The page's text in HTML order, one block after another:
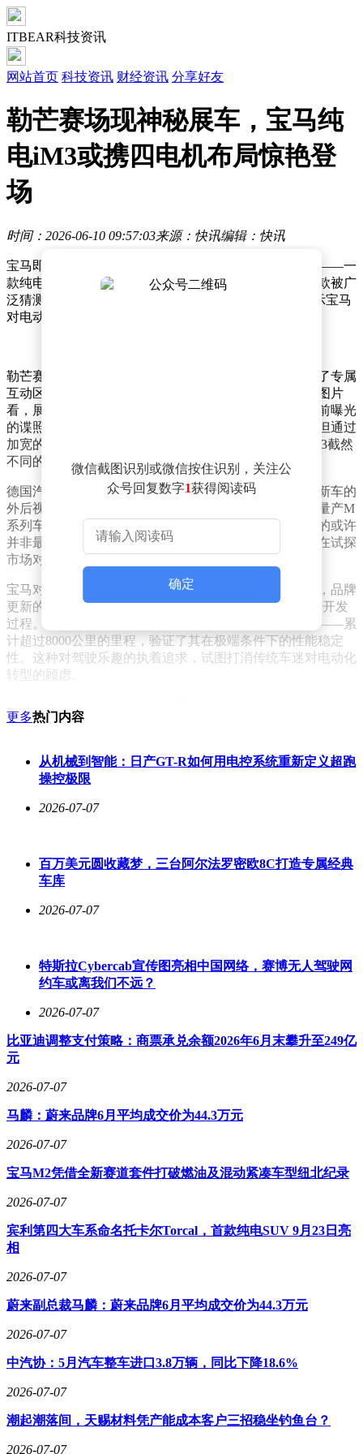
ITBEAR科技资讯
网站首页 科技资讯 财经资讯 分享好友
勒芒赛场现神秘展车，宝马纯
电iM3或携四电机布局惊艳登
场
时间：2026-06-10 09:57:03来源：快讯编辑：快讯
宝马即将在本周末的勒芒24小时耐力赛上带来重磅惊喜——一
款纯电动高性能车型的首次亮相。据多方消息透露，这款被广
泛猜测为iM3的新车，或将以概念车形式率先登场，展示宝马
对电动化高性能领域的最新探索。
勒芒赛道现场的布置已透露出端倪。宝马在围场内搭建了专属
互动区，一座带玻璃门的大型展柜成为焦点。从流出的图片
看，展柜内陈列的正是这款神秘新车。其设计与两个月前曝光
的谍照高度一致，延续了宝马Neue Klasse家族式前脸，但通过
加宽的轮距和独特的方形LED日行灯，彰显出与普通版i3截然
不同的运动气质。
德国汽车论坛的讨论因一组细节照片而升温。照片中，新车的
外后视镜采用类似专业赛车的流线型设计，与宝马现有量产M
系列车型形成鲜明对比。这一细节引发猜测：此次亮相的或许
并非最终量产版，而是一台承载设计理念的概念车，旨在试探
市场对电动化高性能车型的接受度。
宝马对这款新车的研发投入可见一斑。就在亮相前数日，品牌
更新的纪录片系列中，专门用一集聚焦纯电动M3轿车的开发
过程。镜头记录了车辆在纽博格林北环赛道的严苛测试——累
计超过8000公里的里程，验证了其在极端条件下的性能稳定
性。这种对驾驶乐趣的执着追求，试图打消传统车迷对电动化
转型的顾虑。
机与变速箱。这种布局不仅实现了扭矩的精准分配，更让车辆
在操控灵活性上达到新高度。尽管具体参数仍属保密，但宝马
已明确表示：即使全面电动化，iM3仍将延续品牌对驾驶乐趣
的核心承诺。
微信截图识别或微信按住识别，关注公
众号回复数字1获得阅读码
确定
更多热门内容
从机械到智能：日产GT-R如何用电控系统重新定义超跑
操控极限
2026-07-07
百万美元圆收藏梦，三台阿尔法罗密欧8C打造专属经典
车库
2026-07-07
特斯拉Cybercab宣传图亮相中国网络，赛博无人驾驶网
约车或离我们不远？
2026-07-07
比亚迪调整支付策略：商票承兑余额2026年6月末攀升至249亿
元
2026-07-07
马麟：蔚来品牌6月平均成交价为44.3万元
2026-07-07
宝马M2凭借全新赛道套件打破燃油及混动紧凑车型纽北纪录
2026-07-07
宾利第四大车系命名托卡尔Torcal，首款纯电SUV 9月23日亮
相
2026-07-07
蔚来副总裁马麟：蔚来品牌6月平均成交价为44.3万元
2026-07-07
中汽协：5月汽车整车进口3.8万辆，同比下降18.6%
2026-07-07
潮起潮落间，天赐材料凭产能成本客户三招稳坐钓鱼台？
2026-07-07